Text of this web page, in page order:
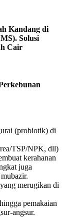
Kandang di
Solusi
Cair
(probiotik) di
TSP/NPK, dll)
kerahanan
juga
merugikan di
pemakaian
angsur.